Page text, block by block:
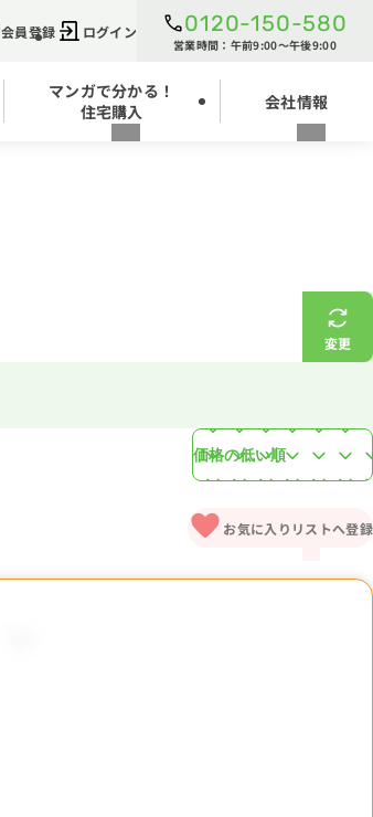
会員登録 ログイン 0120-150-580
営業時間：午前9:00～午後9:00
マンガで分かる！
住宅購入
会社情報
変更
お気に入りリストへ登録